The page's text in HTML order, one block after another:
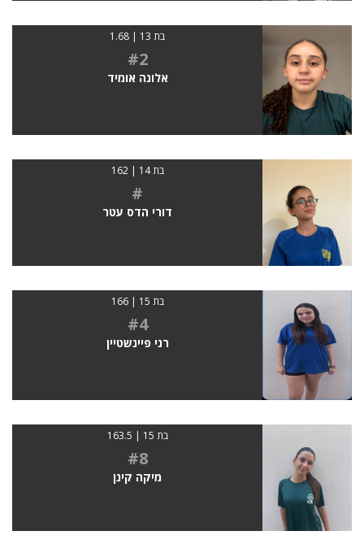
בת 13 | 1.68
#2
אלונה אומיד
בת 14 | 162
#
דורי הדס עטר
בת 15 | 166
#4
רני פיינשטיין
בת 15 | 163.5
#8
מיקה קינן